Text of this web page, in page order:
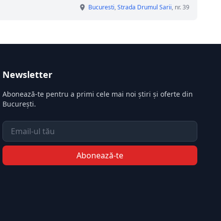
Bucuresti,Strada Drumul Sarii, nr. 39
Newsletter
Abonează-te pentru a primi cele mai noi știri și oferte din
București.
Email
Abonează-te